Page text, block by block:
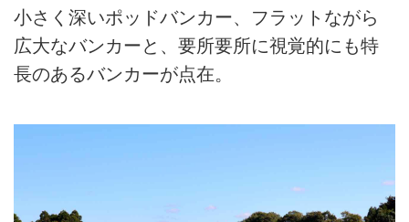
小さく深いポッドバンカー、フラットながら
広大なバンカーと、要所要所に視覚的にも特
長のあるバンカーが点在。